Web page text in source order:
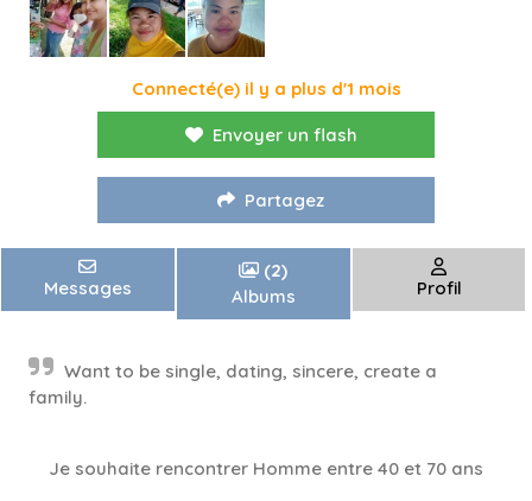
Connecté(e) il y a plus d'1 mois
Envoyer un flash
Partagez
Messages
(2)
Albums
Profil
Want to be single, dating, sincere, create a
family.
Je souhaite rencontrer Homme entre 40 et 70 ans